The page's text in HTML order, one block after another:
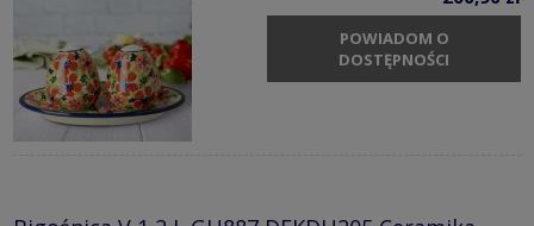
POWIADOM O
DOSTĘPNOŚCI